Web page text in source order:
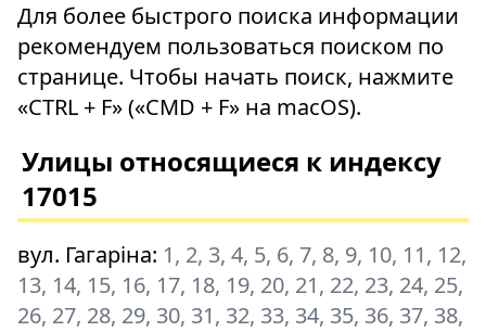
Для более быстрого поиска информации
рекомендуем пользоваться поиском по
странице. Чтобы начать поиск, нажмите
«CTRL + F» («CMD + F» на macOS).
Улицы относящиеся к индексу
17015
вул. Гагаріна: 1, 2, 3, 4, 5, 6, 7, 8, 9, 10, 11, 12,
13, 14, 15, 16, 17, 18, 19, 20, 21, 22, 23, 24, 25,
26, 27, 28, 29, 30, 31, 32, 33, 34, 35, 36, 37, 38,